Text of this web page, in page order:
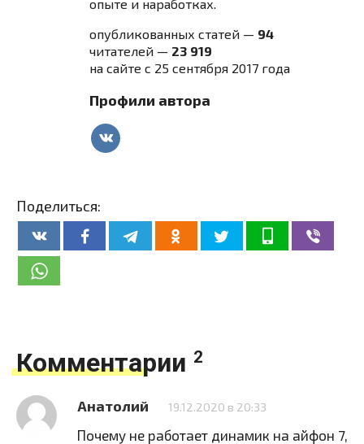
опыте и наработках.
опубликованных статей — 94
читателей — 23 919
на сайте с 25 сентября 2017 года
Профили автора
Поделиться:
Комментарии 2
Анатолий 19.12.2020 в 20:33
Почему не работает динамик на айфон 7,